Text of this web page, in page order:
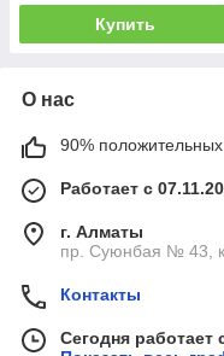
Купить
О нас
90%
Работает с
г. Алматы
пр. Суюнбая № 43,
Контакты
Сегодня работает